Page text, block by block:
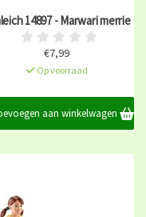
14897 - Marwari merrie
€7,99
Op voorraad
aan winkelwagen